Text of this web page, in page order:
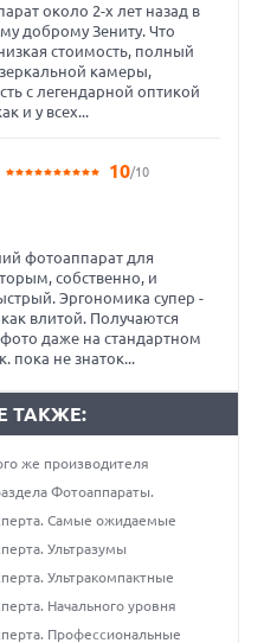
около 2-х лет назад в
доброму Зениту. Что
стоимость, полный
камеры,
с легендарной оптикой
и у всех...
10/10
фотоаппарат для
собственно, и
Эргономика супер -
влитой. Получаются
даже на стандартном
пока не знаток...
ТАКЖЕ:
же производителя
Фотоаппараты.
Самые ожидаемые
Ультразумы
Ультракомпактные
Начального уровня
Профессиональные